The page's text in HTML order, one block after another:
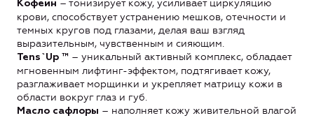
Кофеин – тонизирует кожу, усиливает циркуляцию
крови, способствует устранению мешков, отечности и
темных кругов под глазами, делая ваш взгляд
выразительным, чувственным и сияющим.
Tens`Up ™ – уникальный активный комплекс, обладает
мгновенным лифтинг-эффектом, подтягивает кожу,
разглаживает морщинки и укрепляет матрицу кожи в
области вокруг глаз и губ.
Масло сафлоры – наполняет кожу живительной влагой